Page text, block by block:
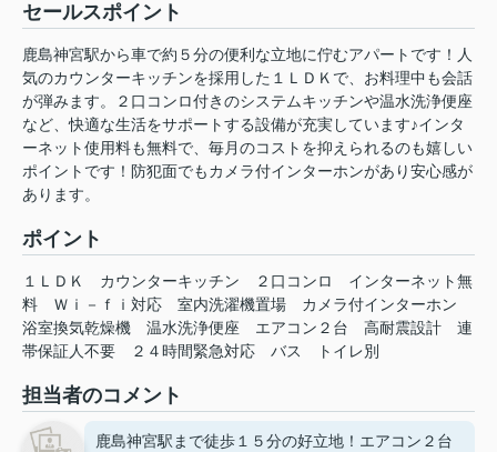
セールスポイント
鹿島神宮駅から車で約５分の便利な立地に佇むアパートです！人
気のカウンターキッチンを採用した１ＬＤＫで、お料理中も会話
が弾みます。２口コンロ付きのシステムキッチンや温水洗浄便座
など、快適な生活をサポートする設備が充実しています♪インタ
ーネット使用料も無料で、毎月のコストを抑えられるのも嬉しい
ポイントです！防犯面でもカメラ付インターホンがあり安心感が
あります。
ポイント
１ＬＤＫ カウンターキッチン ２口コンロ
インターネット無
料
Ｗｉ－ｆｉ対応 室内洗濯機置場
カメラ付インターホン
浴室換気乾燥機
温水洗浄便座 エアコン２台 高耐震設計
連
帯保証人不要
２４時間緊急対応 バス トイレ別
担当者のコメント
鹿島神宮駅まで徒歩１５分の好立地！エアコン２台